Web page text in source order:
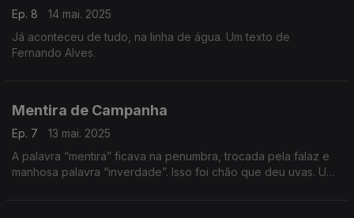
Ep. 8
14 mai. 2025
Já aconteceu de tudo, na linha de água. Um texto de
Fernando Alves.
Mentira de Campanha
Ep. 7
13 mai. 2025
A palavra “mentira” ficava na penumbra, trocada pela falaz e
manhosa palavra “inverdade”. Isso foi chão que deu uvas. Um